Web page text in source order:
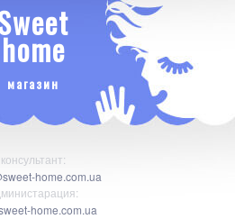
home
магазин
консультант:
home.com.ua
home.com.ua